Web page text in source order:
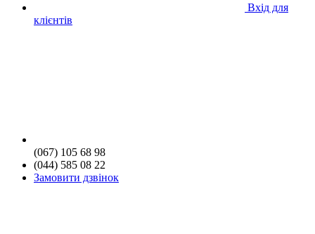
Вхід для
клієнтів
(067) 105 68 98
(044) 585 08 22
Замовити дзвінок